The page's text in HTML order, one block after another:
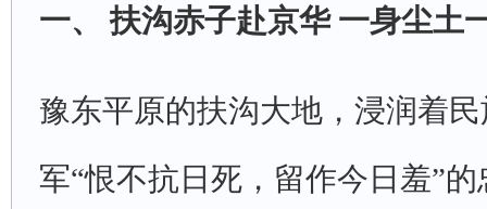
一、扶沟赤子赴京华一身尘土
豫东平原的扶沟大地，浸润着
军“恨不抗日死，留作今日羞”